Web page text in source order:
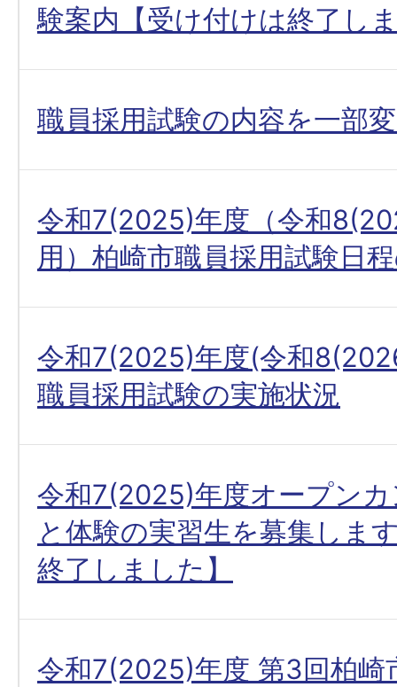
験案内【受け付けは終了し
職員採用試験の内容を一部
令和7(2025)年度（令和
用）柏崎市職員採用試験日
令和7(2025)年度(令和
職員採用試験の実施状況
令和7(2025)年度オープン
と体験の実習生を募集しま
終了しました】
令和7(2025)年度 第3回柏崎